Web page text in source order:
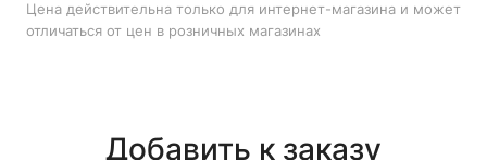
Цена действительна только для интернет-магазина и может
отличаться от цен в розничных магазинах
Добавить к заказу